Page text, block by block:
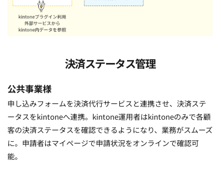
決済ステータス管理
公共事業様
申し込みフォームを決済代行サービスと連携させ、決済ステ
ータスをkintoneへ連携。kintone運用者はkintoneのみで各顧
客の決済ステータスを確認できるようになり、業務がスムーズ
に。申請者はマイページで申請状況をオンラインで確認可
能。